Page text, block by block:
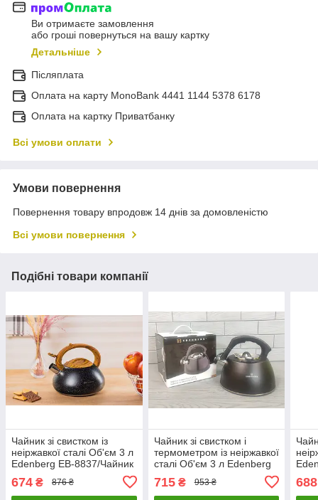
Ви отримаєте замовлення
або гроші повернуться на вашу картку
Детальніше
Післяплата
Оплата на карту MonoBank 4441 1144 5378 6178
Оплата на картку Приватбанку
Всі умови оплати
Умови повернення
Повернення товару впродовж 14 днів за домовленістю
Всі умови повернення
Подібні товари компанії
Чайник зі свистком із
неіржавкої сталі Об'єм 3 л
Edenberg EB-8837/Чайник
674 ₴ 876 ₴
Чайник зі свистком і
термометром із неіржавкої
сталі Об'єм 3 л Edenberg
плити
715₴ 953 ₴ 688